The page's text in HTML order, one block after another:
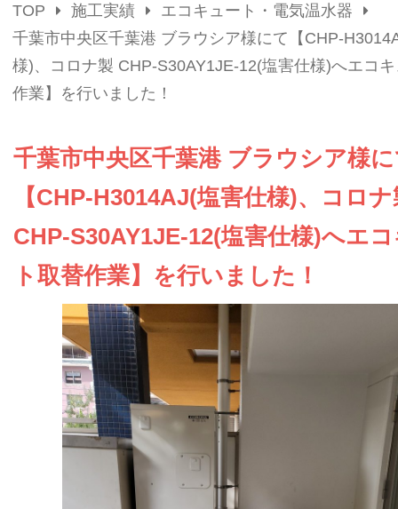
弊社の特色
お問い合わせ
TOP 施工実績
エコキュート・電気温水器
千葉市中央区千葉港 ブラウシア様にて【CHP-
様)、コロナ製 CHP-S30AY1JE-12(塩害仕様)へエコ
作業】を行いました！
千葉市中央区千葉港 ブラウシア様
【CHP-H3014AJ(塩害仕様)、コロ
CHP-S30AY1JE-12(塩害仕様)へエ
ト取替作業】を行いました！